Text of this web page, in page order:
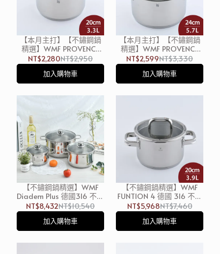
【本月主打】【不鏽鋼鍋
精選】WMF PROVENCE
PLUS 德國 316 不鏽鋼高身
湯鍋 (含蓋) 20cm 3.3L 湯
鍋 燉鍋 不鏽鋼鍋 雙耳鍋
(電磁爐 IH爐可用)
NT$2,280NT$2,950
加入購物車
【本月主打】【不鏽鋼鍋
精選】WMF PROVENCE
PLUS 德國 316 不鏽鋼高身
湯鍋 (含蓋) 24cm 5.7L 湯
鍋 燉鍋 不鏽鋼鍋 雙耳鍋
(電磁爐 IH爐可用)
NT$2,599NT$3,330
加入購物車
【不鏽鋼鍋精選】WMF
Diadem Plus 德國316 不鏽
鋼高身湯鍋 3入組 含蓋
(16,20,24cm) 湯鍋 燉鍋 雙
耳鍋 (電磁爐 IH爐可用)
NT$8,432NT$10,540
加入購物車
【不鏽鋼鍋精選】WMF
FUNTION 4 德國 316 不鏽
鋼高身湯鍋 (含蓋) 20cm
3.9L 湯鍋 燉鍋 雙耳鍋 (電
磁爐 IH爐可用)
NT$5,968NT$7,460
加入購物車